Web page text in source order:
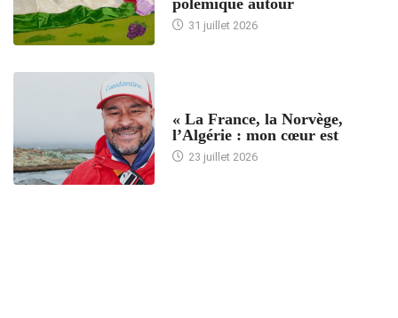
31 juillet 2026
« La France, la Norvège,
l’Algérie : mon cœur est
23 juillet 2026